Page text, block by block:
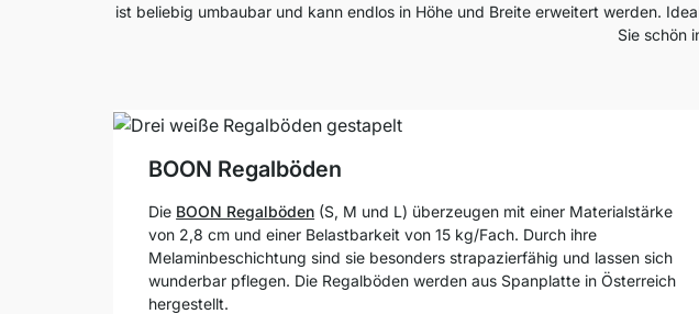
ist beliebig umbaubar und kann endlos in Höhe und Breite erweitert werden.
Sie schön
BOON Regalböden
Die BOON Regalböden (S, M und L) überzeugen mit einer Materialstärke
von 2,8 cm und einer Belastbarkeit von 15 kg/Fach. Durch ihre
Melaminbeschichtung sind sie besonders strapazierfähig und lassen sich
wunderbar pflegen. Die Regalböden werden aus Spanplatte in Österreich
hergestellt.